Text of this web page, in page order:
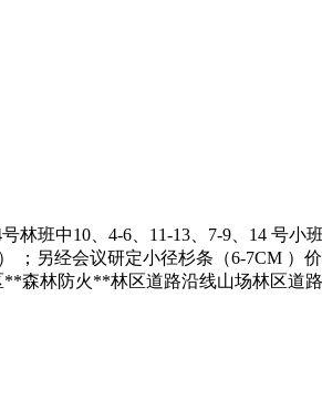
班中10、4-6、11-13、7-9、14 号小
；另经会议研定小径杉条（6-7CM ）价
森林防火**林区道路沿线山场林区道路